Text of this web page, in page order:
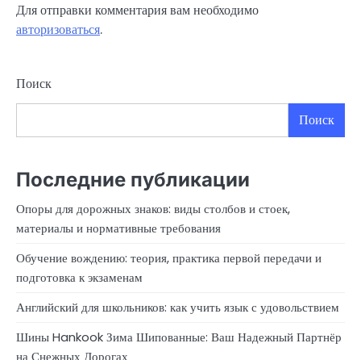
Для отправки комментария вам необходимо
авторизоваться.
Поиск
Поиск
Последние публикации
Опоры для дорожных знаков: виды столбов и стоек,
материалы и нормативные требования
Обучение вождению: теория, практика первой передачи и
подготовка к экзаменам
Английский для школьников: как учить язык с удовольствием
Шины Hankook Зима Шипованные: Ваш Надежный Партнёр
на Снежных Дорогах